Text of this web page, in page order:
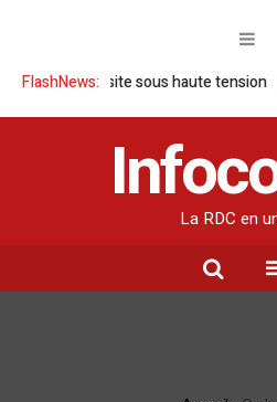
FlashNews:
sous haute tension Goma
La RDC en